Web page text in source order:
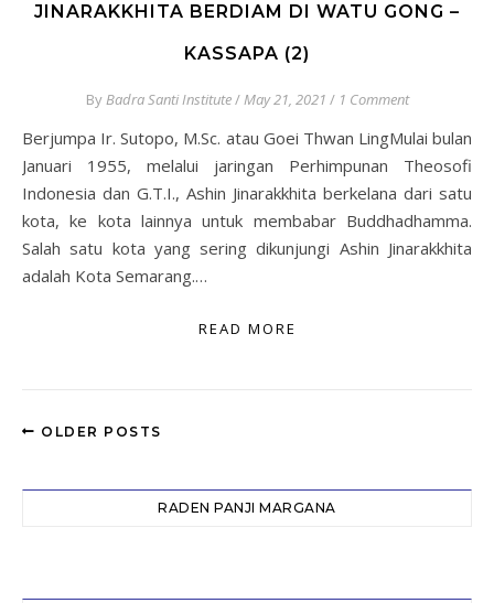
JINARAKKHITA BERDIAM DI WATU GONG –
KASSAPA (2)
ByBadra Santi Institute/May 21, 2021 / 1 Comment
Berjumpa Ir. Sutopo, M.Sc. atau Goei Thwan LingMulai bulan
Januari 1955, melalui jaringan Perhimpunan Theosofi
Indonesia dan G.T.I., Ashin Jinarakkhita berkelana dari satu
kota, ke kota lainnya untuk membabar Buddhadhamma.
Salah satu kota yang sering dikunjungi Ashin Jinarakkhita
adalah Kota Semarang.…
READ MORE
OLDER POSTS
RADEN PANJI MARGANA